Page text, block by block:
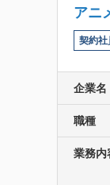
アニ
契約社
企業名
職種
業務内